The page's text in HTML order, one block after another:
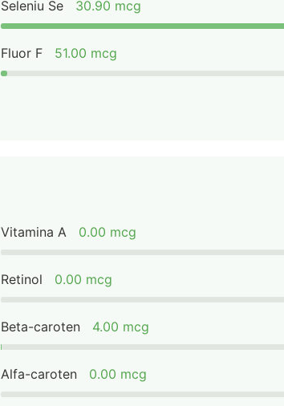
Seleniu Se 30.90 mcg
Fluor F 51.00 mcg
Vitamina A 0.00 mcg
Retinol 0.00 mcg
Beta-caroten 4.00 mcg
Alfa-caroten 0.00 mcg